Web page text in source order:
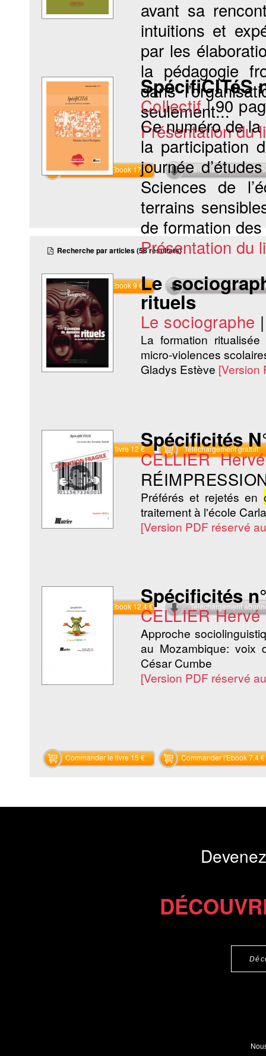
avant sa
intuitions et
par les
la pédagogie
dans
seulement...
Présentation du
Commander l'Ebook 17.4 € Téléchargement
SpécifiCITéS
Collectif |90
Ce numéro de
la participation
journée
Sciences de
terrains
de formation
Présentation du
Commander l'Ebook 9 € Téléchargement
Recherche par articles (58 résultats)
Le
rituels
Le sociographe
La formation
micro-violences
Gladys Estève [Version
Commander le livre 12 € Téléchargement gratuit
Spécificités
CELLIER Hervé
Préférés et rejetés en
traitement à l'école
[Version PDF réservé
Commander l'Ebook 12.4 € Téléchargement
Spécificités
CELLIER Hervé
Approche
au Mozambique: voix
César Cumbe
[Version PDF réservé
Commander le livre 15 € Commander l'Ebook 7.4 €